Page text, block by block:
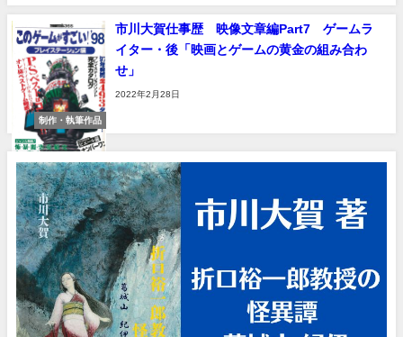
制作・執筆作品
市川大賀仕事歴 映像文章編Part7 ゲームラ
イター・後「映画とゲームの黄金の組み合わ
せ」
2022年2月28日